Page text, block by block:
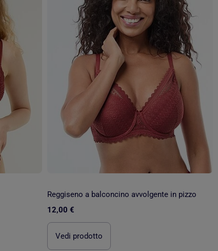
Reggiseno a balconcino avvolgente in pizzo
12,00 €
Vedi prodotto